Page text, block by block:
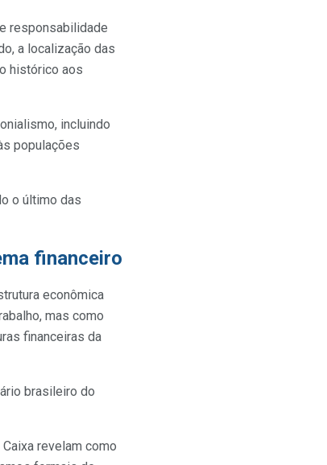
responsabilidade
a localização das
histórico aos
incluindo
populações
o último das
financeiro
econômica
mas como
financeiras da
brasileiro do
revelam como